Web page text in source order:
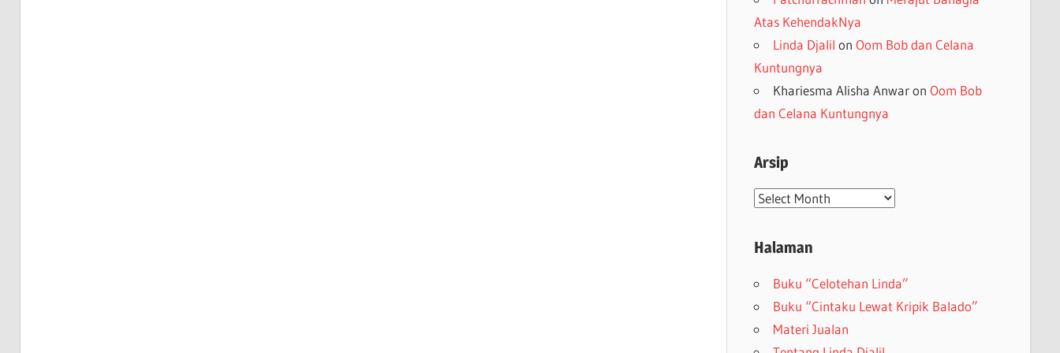
Atas KehendakNya
Linda Djalil on Oom Bob dan Celana
Kuntungnya
Khariesma Alisha Anwaron Oom Bob
dan Celana Kuntungnya
Arsip
Arsip
Halaman
Buku “Celotehan Linda”
Buku “Cintaku Lewat Kripik Balado”
Materi Jualan